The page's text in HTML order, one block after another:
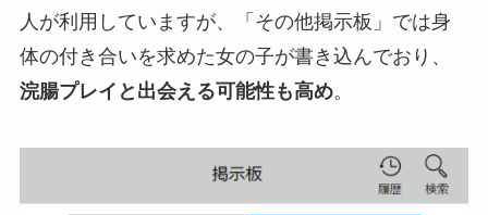
人が利用していますが、「その他掲示板」では身
体の付き合いを求めた女の子が書き込んでおり、
浣腸プレイと出会える可能性も高め。